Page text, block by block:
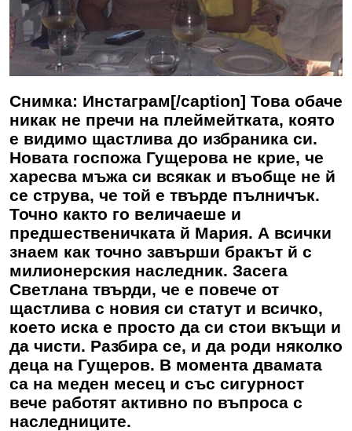
Снимка: Инстаграм[/caption] Това обаче
никак не пречи на плеймейтката, която
е видимо щастлива до избраника си.
Новата госпожа Гущерова не крие, че
харесва мъжа си всякак и въобще не й
се струва, че той е твърде пълничък.
Точно както го величаеше и
предшественичката й Мария. А всички
знаем как точно завърши бракът й с
милионерския наследник. Засега
Светлана твърди, че е повече от
щастлива с новия си статут и всичко,
което иска е просто да си стои вкъщи и
да чисти. Разбира се, и да роди няколко
деца на Гущеров. В момента двамата
са на меден месец и със сигурност
вече работят активно по въпроса с
наследниците.